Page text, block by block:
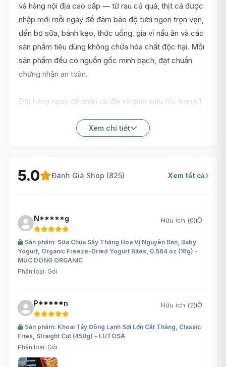
và hàng nội địa cao cấp — từ rau củ quả, thịt cá được
nhập mới mỗi ngày để đảm bảo độ tươi ngon trọn vẹn,
đến bơ sữa, bánh kẹo, thức uống, gia vị nấu ăn và các
sản phẩm tiêu dùng không chứa hóa chất độc hại. Mỗi
sản phẩm đều có nguồn gốc minh bạch, đạt chuẩn
chứng nhận an toàn.
Đặt hàng ngay để nhận ưu đãi và giao siêu tốc trong 1
Xem chi tiết
5.0 Đánh Giá Shop (825) Xem tất cả
N*****g Hữu ích (0)
Sản phẩm: Sữa Chua Sấy Thăng Hoa Vị Nguyên Bản, Baby
Yogurt, Organic Freeze-Dried Yogurt Bites, 0.564 oz (16g) -
MUC DONG ORGANIC
Phân loại: Gói
P*****n Hữu ích (2)
Sản phẩm: Khoai Tây Đông Lạnh Sợi Lớn Cắt Thẳng, Classic
Fries, Straight Cut (450g) - LUTOSA
Phân loại: Gói